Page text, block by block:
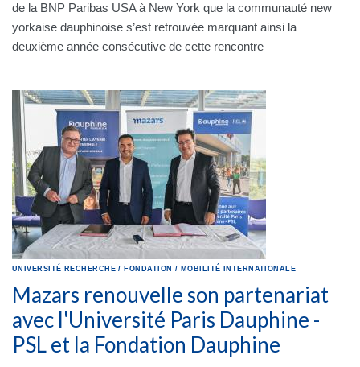
de la BNP Paribas USA à New York que la communauté new
yorkaise dauphinoise s’est retrouvée marquant ainsi la
deuxième année consécutive de cette rencontre
UNIVERSITÉ RECHERCHE / FONDATION / MOBILITÉ INTERNATIONALE
Mazars renouvelle son partenariat
avec l'Université Paris Dauphine -
PSL et la Fondation Dauphine